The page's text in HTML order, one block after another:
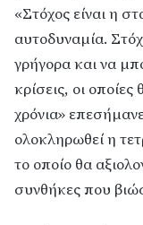
«Στόχος είναι η
αυτοδυναμία.
γρήγορα και να
κρίσεις, οι
χρόνια»
ολοκληρωθεί η
το οποίο θα
συνθήκες που